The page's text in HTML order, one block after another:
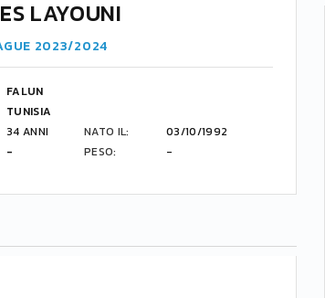
LAYOUNI
2023/2024
FALUN
TUNISIA
34 ANNI NATO IL:
03/10/1992
- PESO: -